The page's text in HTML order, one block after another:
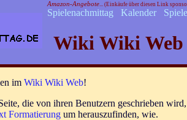
Amazon-Angebote... (Einkäufe über diesen Link
Spielenachmittag Kalender Spiele
Wiki Wiki Web
im Wiki Wiki Web!
die von ihren Benutzern geschrieben
Formatierung um herauszufinden, wie.